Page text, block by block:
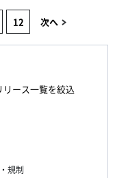
12 次へ
ース一覧を絞込
規制